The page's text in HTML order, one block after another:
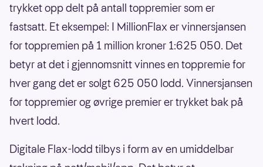
trykket opp delt på antall toppremier som er
fastsatt. Et eksempel: I MillionFlax er vinnersjansen
for toppremien på 1 million kroner 1:625 050. Det
betyr at det i gjennomsnitt vinnes en toppremie for
hver gang det er solgt 625 050 lodd. Vinnersjansen
for toppremier og øvrige premier er trykket bak på
hvert lodd.
Digitale Flax-lodd tilbys i form av en umiddelbar